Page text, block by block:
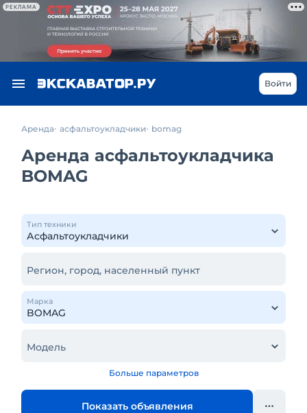
РЕКЛАМА
Войти
Аренда асфальтоукладчики bomag
Аренда асфальтоукладчика
BOMAG
Тип техники
Регион, город, населенный пункт
Марка
Модель
Больше параметров
Показать объявления